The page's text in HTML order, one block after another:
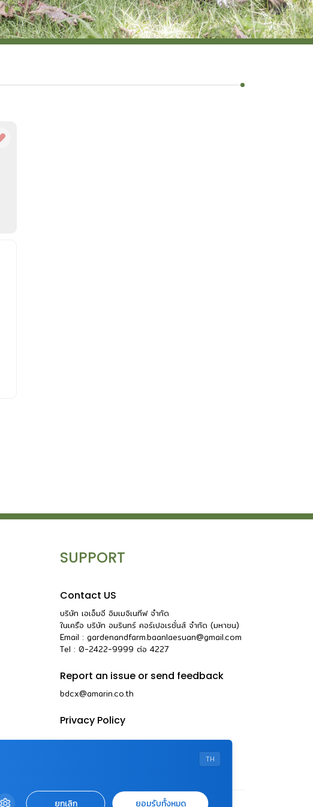
SUPPORT
Contact US
บริษัท เอเอ็มอี อิมเมจิเนทีฟ จำกัด
ในเครือ บริษัท อมรินทร์ คอร์เปอเรชั่นส์ จำกัด (มหาชน)
Email : gardenandfarm.baanlaesuan@gmail.com
Tel : 0-2422-9999 ต่อ 4227
Report an issue or send feedback
bdcx@amarin.co.th
Privacy Policy
TH
ยกเลิก ยอมรับทั้งหมด